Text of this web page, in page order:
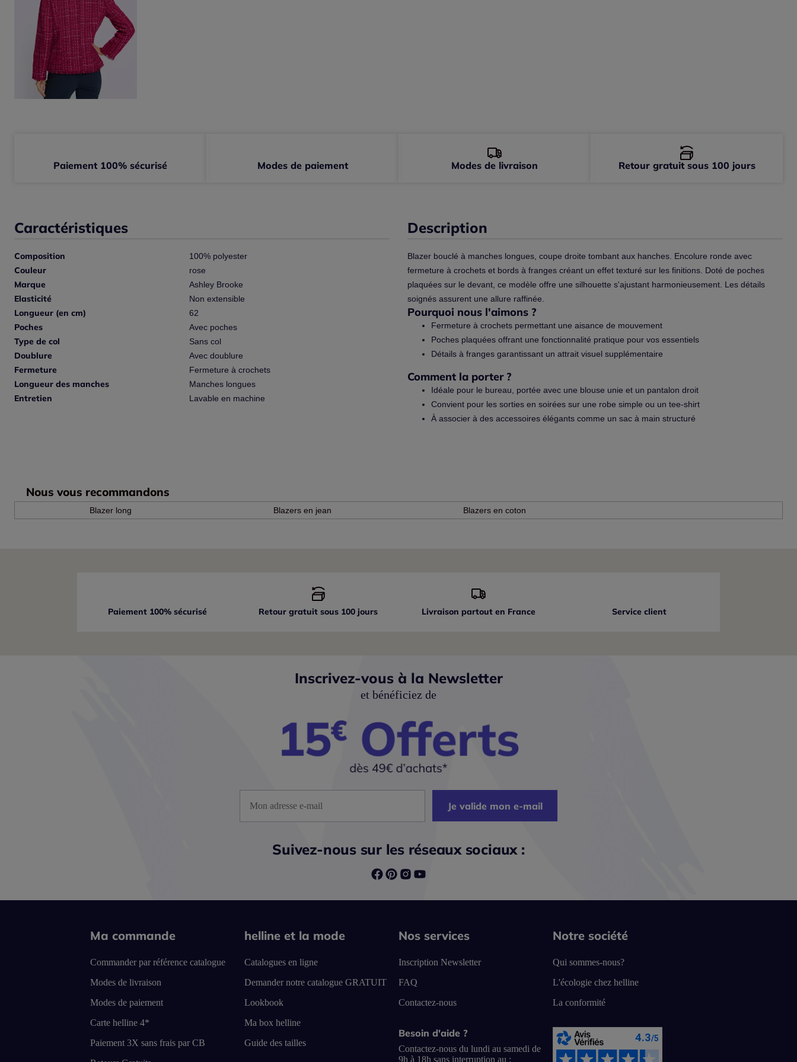
Caractéristiques
Composition 100% polyester
Couleur rose
Marque Ashley Brooke
Elasticité Non extensible
Longueur (en cm) 62
Poches Avec poches
Type de col Sans col
Doublure Avec doublure
Fermeture Fermeture à crochets
Longueur des manches Manches longues
Entretien Lavable en machine
Description
Blazer bouclé à manches longues, coupe droite tombant aux hanches. Encolure ronde avec
fermeture à crochets et bords à franges créant un effet texturé sur les finitions. Doté de poches
plaquées sur le devant, ce modèle offre une silhouette s'ajustant harmonieusement. Les détails
soignés assurent une allure raffinée.
Pourquoi nous l'aimons ?
Fermeture à crochets permettant une aisance de mouvement
Poches plaquées offrant une fonctionnalité pratique pour vos essentiels
Détails à franges garantissant un attrait visuel supplémentaire
Comment la porter ?
Idéale pour le bureau, portée avec une blouse unie et un pantalon droit
Convient pour les sorties en soirées sur une robe simple ou un tee-shirt
À associer à des accessoires élégants comme un sac à main structuré
Paiement 100% sécurisé Modes de paiement Modes de livraison Retour gratuit sous 100 jours
Nous vous recommandons
Blazer long Blazers en jean Blazers en coton
Paiement 100% sécurisé Retour gratuit sous 100 jours Livraison partouten France Service client
Inscrivez-vous à la Newsletter
et bénéficiez de
Je valide mon e-mail
Suivez-nous sur les réseaux sociaux :
Ma commande
Commander par référence catalogue
Modes de livraison
Modes de paiement
Carte helline 4*
Paiement 3X sans frais par CB
helline et la mode
Catalogues en ligne
Demander notre catalogue GRATUIT
Lookbook
Ma box helline
Guide des tailles
Nos services
Inscription Newsletter
FAQ
Contactez-nous
Besoin d'aide ?
Contactez-nous du lundi au samedi de
9h à 18h sans interruption au :
Notre société
Qui sommes-nous?
L'écologie chez helline
La conformité